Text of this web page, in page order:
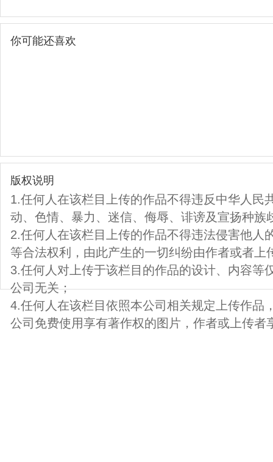
你可能还喜欢
版权说明
1.任何人在该栏目上传的作品不得违反中华人民
动、色情、暴力、迷信、侮辱、诽谤及宣扬种族
2.任何人在该栏目上传的作品不得违法侵害他人
等合法权利，由此产生的一切纠纷由作者或者上
3.任何人对上传于该栏目的作品的设计、内容等
公司无关；
4.任何人在该栏目依照本公司相关规定上传作品
公司免费使用享有著作权的图片，作者或上传者